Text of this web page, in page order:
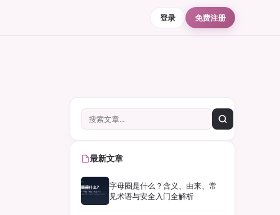
登录 免费注册
最新文章
字母圈是什么？含义、由来、常
见术语与安全入门全解析